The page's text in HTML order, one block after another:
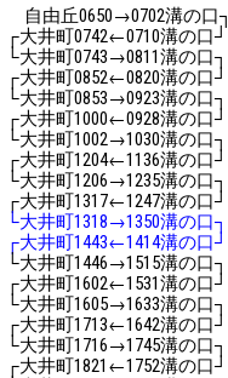
自由丘0650→0702溝の口┐
┌大井町0742←0710溝の口┘
└大井町0743→0811溝の口┐
┌大井町0852←0820溝の口┘
└大井町0853→0923溝の口┐
┌大井町1000←0928溝の口┘
└大井町1002→1030溝の口┐
┌大井町1204←1136溝の口┘
└大井町1206→1235溝の口┐
┌大井町1317←1247溝の口┘
└大井町1318→1350溝の口┐
┌大井町1443←1414溝の口┘
└大井町1446→1515溝の口┐
┌大井町1602←1531溝の口┘
└大井町1605→1633溝の口┐
┌大井町1713←1642溝の口┘
└大井町1716→1745溝の口┐
┌大井町1821 ←1752溝の口┘